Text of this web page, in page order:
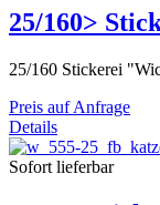
25/160>
25/160 Stickerei
Preis auf Anfrage
Details
Sofort lieferbar